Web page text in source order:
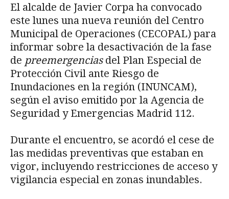
El alcalde de Javier Corpa ha convocado
este lunes una nueva reunión del Centro
Municipal de Operaciones (CECOPAL) para
informar sobre la desactivación de la fase
de preemergenciasdel Plan Especial de
Protección Civil ante Riesgo de
Inundaciones en la región (INUNCAM),
según el aviso emitido por la Agencia de
Seguridad y Emergencias Madrid 112.
Durante el encuentro, se acordó el cese de
las medidas preventivas que estaban en
vigor, incluyendo restricciones de acceso y
vigilancia especial en zonas inundables.